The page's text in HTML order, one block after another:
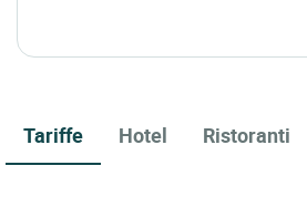
Tariffe Hotel Ristoranti